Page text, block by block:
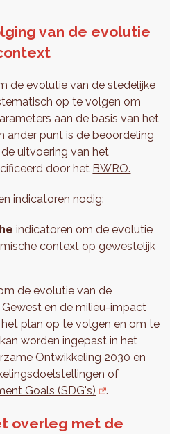
van de evolutie
de evolutie van de stedelijke
op te volgen om
aan de basis van het
ander punt is de beoordeling
uitvoering van het
door het BWRO.
indicatoren nodig:
indicatoren om de evolutie
context op gewestelijk
de evolutie van de
en de milieu-impact
plan op te volgen en om te
worden ingepast in het
Ontwikkeling 2030 en
of
Goals (SDG's)
.
overleg met de